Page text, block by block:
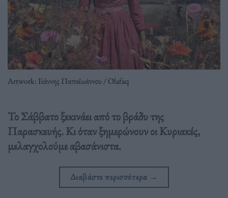
Artwork: Γιάννης Παπαϊωάννου / Olafaq
Το Σάββατο ξεκινάει από το βράδυ της
Παρασκευής. Κι όταν ξημερώνουν οι Κυριακές,
μελαγχολούμε αβασάνιστα.
Διαβάστε περισσότερα →